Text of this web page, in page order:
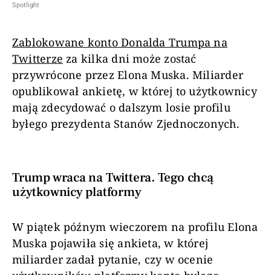
Spotlight
Zablokowane konto Donalda Trumpa na
Twitterze za kilka dni może zostać
przywrócone przez Elona Muska. Miliarder
opublikował ankietę, w której to użytkownicy
mają zdecydować o dalszym losie profilu
byłego prezydenta Stanów Zjednoczonych.
Trump wraca na Twittera. Tego chcą
użytkownicy platformy
W piątek późnym wieczorem na profilu Elona
Muska pojawiła się ankieta, w której
miliarder zadał pytanie, czy w ocenie